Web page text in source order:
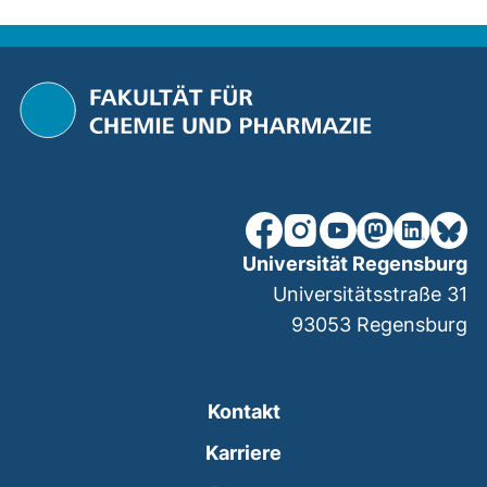
unsere Facebook-Seite
unsere Instagram-
unsere YouTube-
unsereunsere
Kontakt
Karriere
Universität Regensburg
Universitätsstraße 31
93053 Regensburg